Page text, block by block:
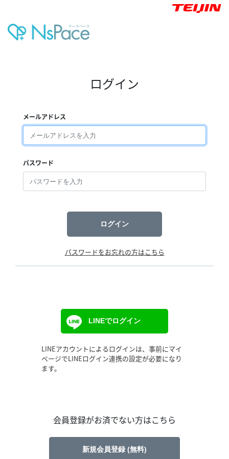
ログイン
メールアドレス
パスワード
ログイン
パスワードをお忘れの方はこちら
LINEでログイン
LINEアカウントによるログインは、事前にマイ
ページでLINEログイン連携の設定が必要になり
ます。
会員登録がお済でない方はこちら
新規会員登録 (無料)